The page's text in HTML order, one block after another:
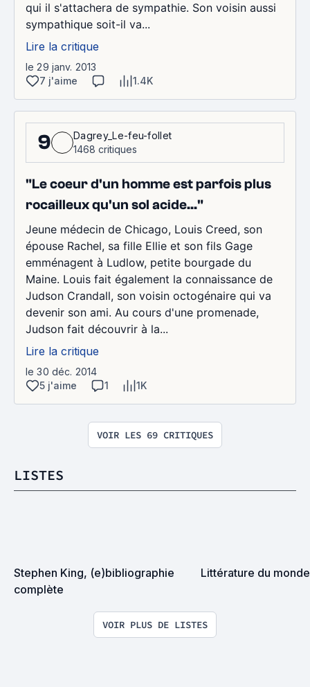
qui il s'attachera de sympathie. Son voisin aussi
sympathique soit-il va...
Lire la critique
le 29 janv. 2013
7 j'aime
1.4K
9
Dagrey_Le-feu-follet
1468 critiques
"Le coeur d'un homme est parfois plus
rocailleux qu'un sol acide..."
Jeune médecin de Chicago, Louis Creed, son
épouse Rachel, sa fille Ellie et son fils Gage
emménagent à Ludlow, petite bourgade du
Maine. Louis fait également la connaissance de
Judson Crandall, son voisin octogénaire qui va
devenir son ami. Au cours d'une promenade,
Judson fait découvrir à la...
Lire la critique
le 30 déc. 2014
5 j'aime
1 1K
VOIR LES 69 CRITIQUES
LISTES
Stephen King, (e)bibliographie
complète
Littérature du monde
VOIR PLUS DE LISTES